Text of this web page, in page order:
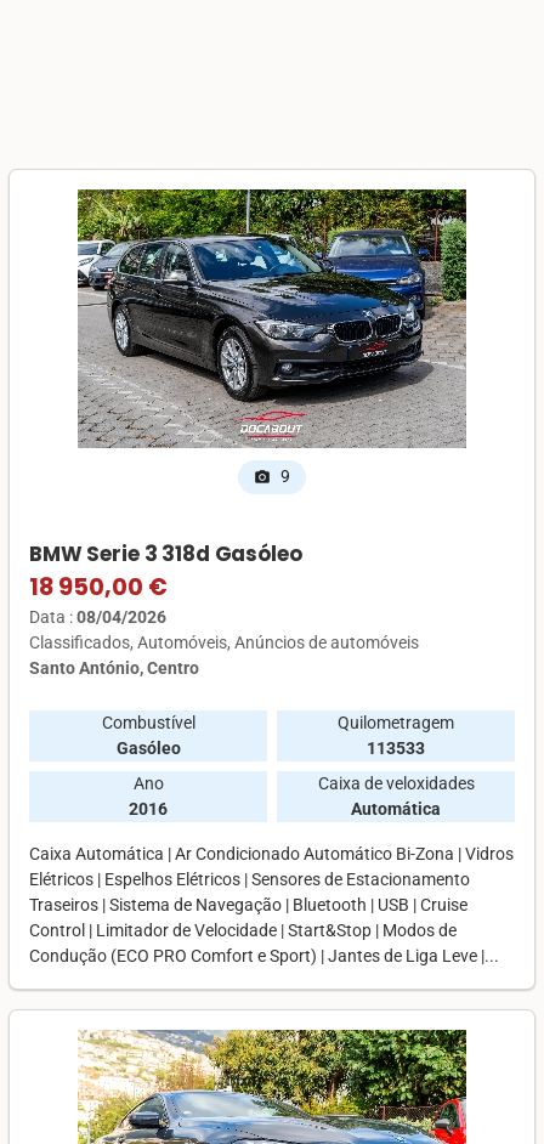
photo_camera 9
BMW Serie 3 318d Gasóleo
18 950,00 €
Data :08/04/2026
Classificados Automóveis Anúncios de automóveis
Santo António, Centro
Combustível
Gasóleo
Quilometragem
113533
Ano
2016
Caixa de veloxidades
Automática
Caixa Automática | Ar Condicionado Automático Bi-Zona | Vidros
Elétricos | Espelhos Elétricos | Sensores de Estacionamento
Traseiros | Sistema de Navegação | Bluetooth | USB | Cruise
Control | Limitador de Velocidade | Start&Stop | Modos de
Condução (ECO PRO Comfort e Sport) | Jantes de Liga Leve |...